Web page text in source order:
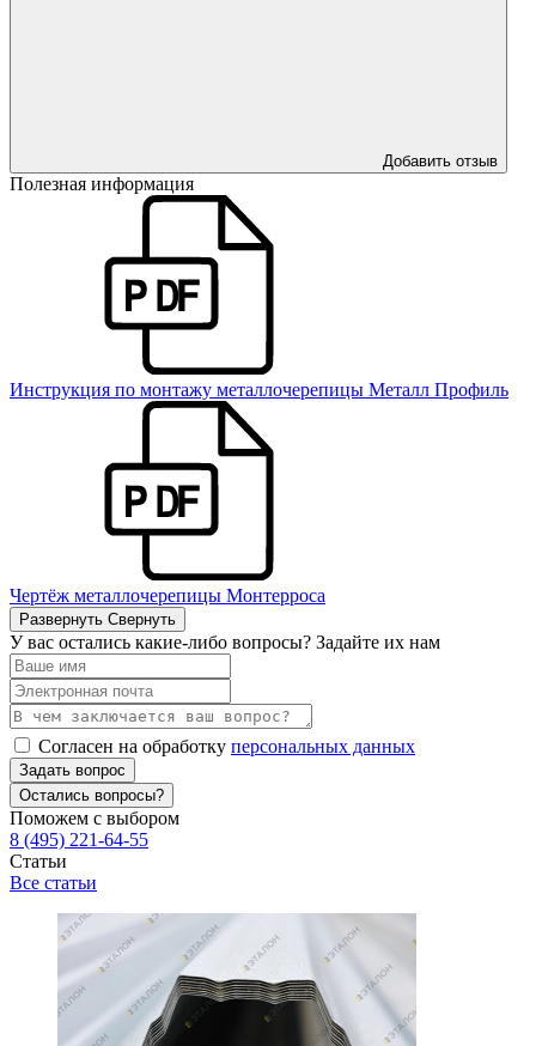
Добавить отзыв
Полезная информация
Инструкция по монтажу металлочерепицы Металл Профиль
Чертёж металлочерепицы Монтерроса
Развернуть Свернуть
У вас остались какие-либо вопросы? Задайте их нам
Согласен на обработку персональных данных
Задать вопрос
Остались вопросы?
Поможем с выбором
8 (495) 221-64-55
Статьи
Все статьи